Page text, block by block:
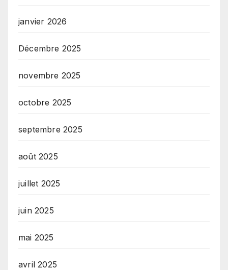
janvier 2026
Décembre 2025
novembre 2025
octobre 2025
septembre 2025
août 2025
juillet 2025
juin 2025
mai 2025
avril 2025